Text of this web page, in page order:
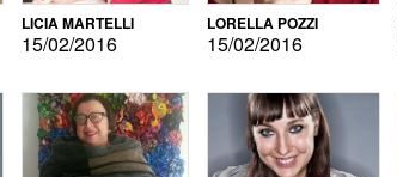
LICIA MARTELLI
15/02/2016
LORELLA POZZI
15/02/2016